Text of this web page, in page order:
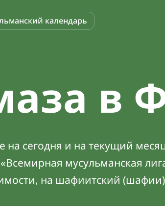
календарь
в
сегодня и на текущий
мусульманская
на шафиитский